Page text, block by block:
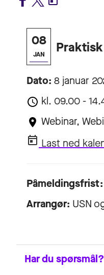
08
JAN
Dato: 8 januar
kl. 09.00 -
Webinar,
Last ned
Påmeldingsfrist:
Arrangør: USN
Har du spørsmål?